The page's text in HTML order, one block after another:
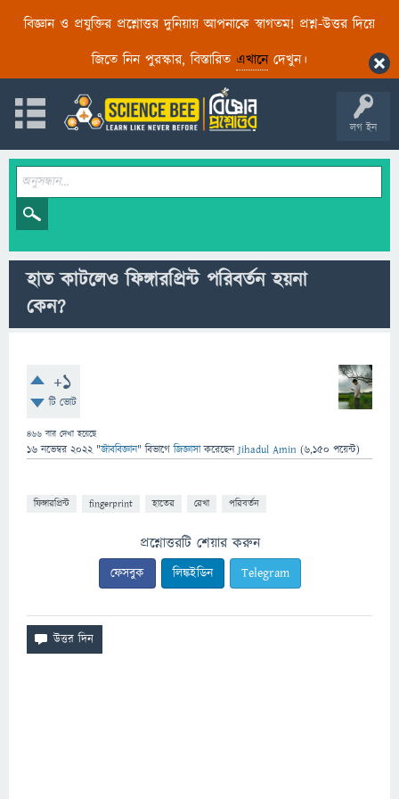
বিজ্ঞান ও প্রযুক্তির প্রশ্নোত্তর দুনিয়ায় আপনাকে স্বাগতম! প্রশ্ন-উত্তর দিয়ে
জিতে নিন পুরস্কার, বিস্তারিত এখানেদেখুন।
লগ ইন
হাত কাটলেও ফিঙ্গারপ্রিন্ট পরিবর্তন হয়না
কেন?
+1
টি ভোট
466 বার দেখা হয়েছে
16 নভেম্বর 2022 "জীববিজ্ঞান" বিভাগে জিজ্ঞাসাকরেছেনJihadul Amin (6,150 পয়েন্ট)
ফিঙ্গারপ্রিন্ট fingerprint হাতের রেখা পরিবর্তন
প্রশ্নোত্তরটি শেয়ার করুন
ফেসবুক লিঙ্কইডিন Telegram